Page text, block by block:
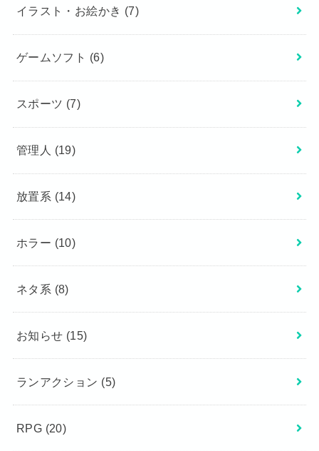
イラスト・お絵かき (7)
ゲームソフト (6)
スポーツ (7)
管理人 (19)
放置系 (14)
ホラー (10)
ネタ系 (8)
お知らせ (15)
ランアクション (5)
RPG (20)